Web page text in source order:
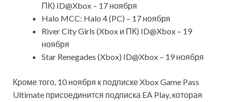
ПК) ID@Xbox – 17 ноября
Halo MCC: Halo 4 (PC) – 17 ноября
River City Girls (Xbox и ПК) ID@Xbox – 19
ноября
Star Renegades (Xbox) ID@Xbox – 19 ноября
Кроме того, 10 ноября к подписке Xbox Game Pass
Ultimate присоединится подписка EA Play, которая